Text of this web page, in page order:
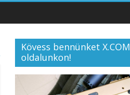
Kövess bennünket X.COM
oldalunkon!